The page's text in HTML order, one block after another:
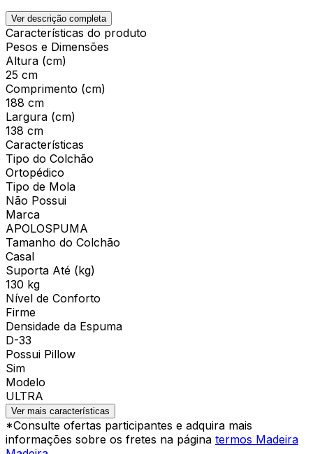
Ver descrição completa
Características do produto
Pesos e Dimensões
Altura (cm)
25 cm
Comprimento (cm)
188 cm
Largura (cm)
138 cm
Características
Tipo do Colchão
Ortopédico
Tipo de Mola
Não Possui
Marca
APOLOSPUMA
Tamanho do Colchão
Casal
Suporta Até (kg)
130 kg
Nível de Conforto
Firme
Densidade da Espuma
D-33
Possui Pillow
Sim
Modelo
ULTRA
Ver mais características
*Consulte ofertas participantes e adquira mais
informações sobre os fretes na página termos Madeira